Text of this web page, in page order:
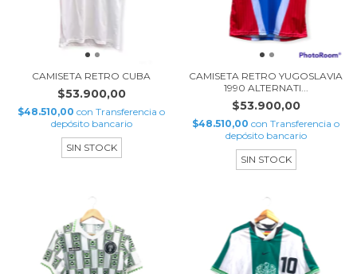
CAMISETA RETRO CUBA
$53.900,00
$48.510,00 con Transferencia o
depósito bancario
SIN STOCK
CAMISETA RETRO YUGOSLAVIA
1990 ALTERNATI...
$53.900,00
$48.510,00 con Transferencia o
depósito bancario
SIN STOCK